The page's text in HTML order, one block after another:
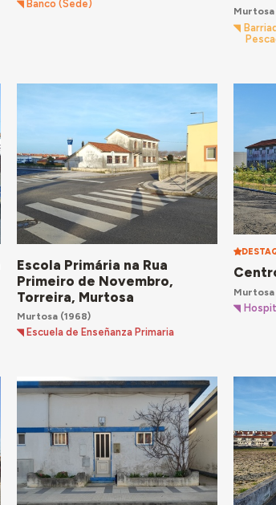
Banco (Sede)
Murtosa
Escola Primária na Rua
Primeiro de Novembro,
Torreira, Murtosa
Murtosa(1968)
Escuela de Enseñanza Primaria
Murtosa